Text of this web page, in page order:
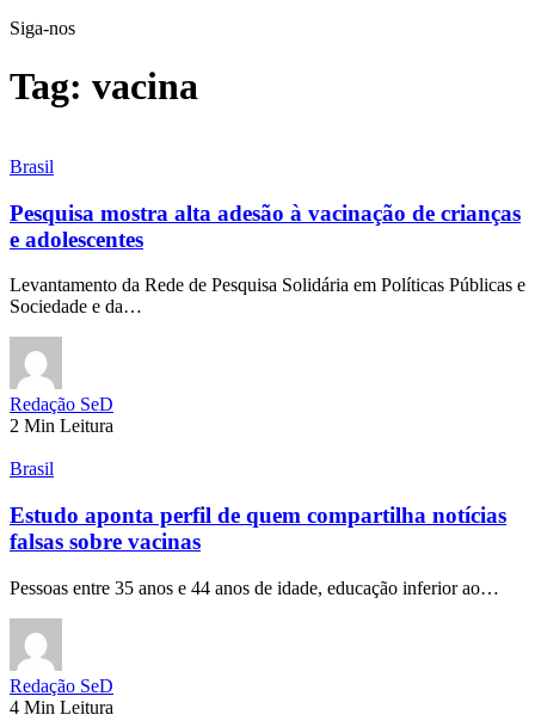
Siga-nos
Tag: vacina
Brasil
Pesquisa mostra alta adesão à vacinação de crianças
e adolescentes
Levantamento da Rede de Pesquisa Solidária em Políticas Públicas e
Sociedade e da…
Redação SeD
2 Min Leitura
Brasil
Estudo aponta perfil de quem compartilha notícias
falsas sobre vacinas
Pessoas entre 35 anos e 44 anos de idade, educação inferior ao…
Redação SeD
4 Min Leitura